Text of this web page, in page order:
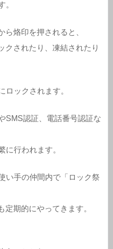
。
ら烙印を押されると、
クされたり、凍結されたり
ロックされます。
SMS認証、電話番号認証な
に行われます。
い手の仲間内で「ロック祭
定期的にやってきます。